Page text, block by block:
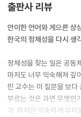
출판사 리뷰
안이한 언어와 게으른 상
한국의 정체성을 다시 생
정체성을 찾는 일은 공동
마저도 너무 익숙해져 깊
민 교수는 이 질문을 보다
부르는 것은 과연 무엇인
가. 하지만 익숙하게 우